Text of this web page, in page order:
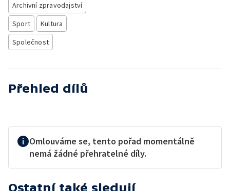
Archivní zpravodajství
Sport
Kultura
Společnost
Přehled dílů
Omlouváme se, tento pořad momentálně
nemá žádné přehratelné díly.
Ostatní také sledují